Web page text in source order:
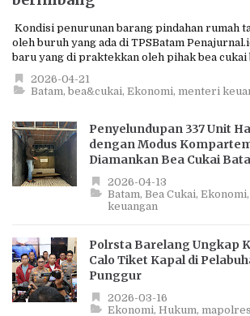
Kondisi penurunan barang pindahan rumah
oleh buruh yang ada di TPSBatam
baru yang di praktekkan oleh pihak bea cukai
2026-04-21
Batam bea&cukai Ekonomi menteri
Penyelundupan 337 Unit
dengan Modus
Diamankan Bea Cukai
2026-04-13
Batam Bea Cukai Ekonomi
keuangan
Polrsta Barelang Ungkap
Calo Tiket Kapal di
Punggur
2026-03-16
Ekonomi Hukum